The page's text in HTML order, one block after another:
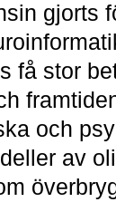
gjorts
få stor
och
av